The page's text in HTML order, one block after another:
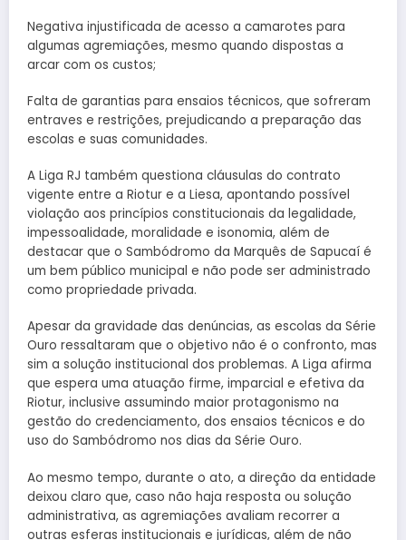
Negativa injustificada de acesso a camarotes para
algumas agremiações, mesmo quando dispostas a
arcar com os custos;
Falta de garantias para ensaios técnicos, que sofreram
entraves e restrições, prejudicando a preparação das
escolas e suas comunidades.
A Liga RJ também questiona cláusulas do contrato
vigente entre a Riotur e a Liesa, apontando possível
violação aos princípios constitucionais da legalidade,
impessoalidade, moralidade e isonomia, além de
destacar que o Sambódromo da Marquês de Sapucaí é
um bem público municipal e não pode ser administrado
como propriedade privada.
Apesar da gravidade das denúncias, as escolas da Série
Ouro ressaltaram que o objetivo não é o confronto, mas
sim a solução institucional dos problemas. A Liga afirma
que espera uma atuação firme, imparcial e efetiva da
Riotur, inclusive assumindo maior protagonismo na
gestão do credenciamento, dos ensaios técnicos e do
uso do Sambódromo nos dias da Série Ouro.
Ao mesmo tempo, durante o ato, a direção da entidade
deixou claro que, caso não haja resposta ou solução
administrativa, as agremiações avaliam recorrer a
outras esferas institucionais e jurídicas, além de não